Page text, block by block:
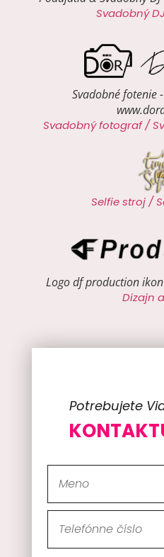
Svadobný
Svadobné fotenie
Svadobný fotograf /
Selfie stroj /
Logo df production
Dizajn
Potrebujete